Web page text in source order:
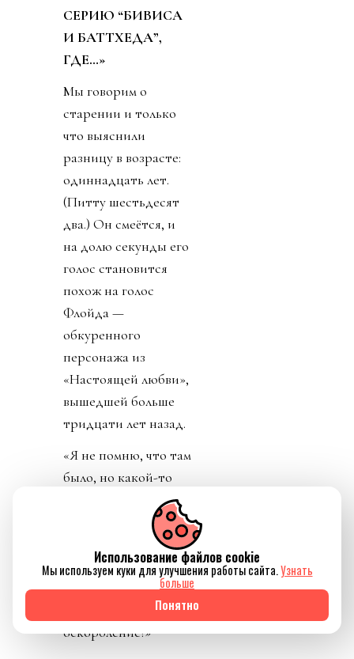
СЕРИЮ “БИВИСА
И БАТТХЕДА”,
ГДЕ…»
Мы говорим о
старении и только
что выяснили
разницу в возрасте:
одиннадцать лет.
(Питту шестьдесят
два.) Он смеётся, и
на долю секунды его
голос становится
похож на голос
Флойда —
обкуренного
персонажа из
«Настоящей любви»,
вышедшей больше
тридцати лет назад.
«Я не помню, что там
было, но какой-то
отчитывал, а в ответ
прозвучало просто:
[голосом Бивиса] “Ты
старый”. [Смеётся.]
оскорбление!»
Использование файлов cookie
Мы используем куки для улучшения работы сайта.Узнать
больше
Понятно